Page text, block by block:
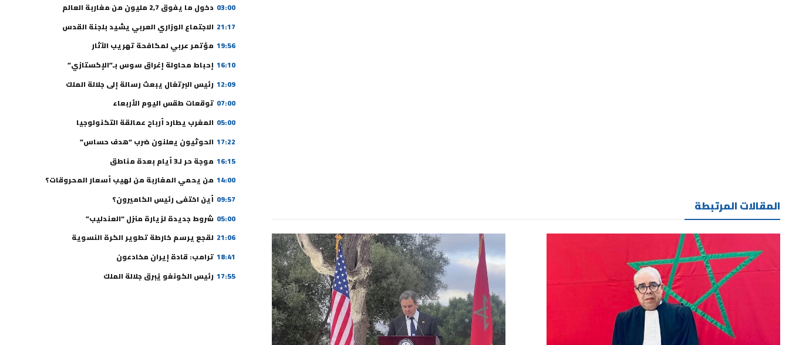
المقالات المرتبطة
03:00 دخول ما يفوق 2,7 مليون من مغاربة العالم
21:17 الاجتماع الوزاري العربي يشيد بلجنة القدس
19:56 مؤتمر عربي لمكافحة تهريب الآثار
16:10 إحباط محاولة إغراق سوس بـ”الإكستازي”
12:09 رئيس البرتغال يبعث رسالة إلى جلالة الملك
07:00 توقعات طقس اليوم الأربعاء
05:00 المغرب يطارد أرباح عمالقة التكنولوجيا
17:22 الحوثيون يعلنون ضرب “هدف حساس”
16:15 موجة حر لـ3 أيام بعدة مناطق
14:00 من يحمي المغاربة من لهيب أسعار المحروقات؟
09:57 أين اختفى رئيس الكاميرون؟
05:00 شروط جديدة لزيارة منزل “العندليب”
21:06 لقجع يرسم خارطة تطوير الكرة النسوية
18:41 ترامب: قادة إيران مخادعون
17:55 رئيس الكونغو يُبرق جلالة الملك